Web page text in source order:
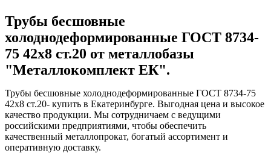
Трубы бесшовные
холоднодеформированные ГОСТ 8734-
75 42x8 ст.20 от металлобазы
"Металлокомплект ЕК".
Трубы бесшовные холоднодеформированные ГОСТ 8734-75
42x8 ст.20- купить в Екатеринбурге. Выгодная цена и высокое
качество продукции. Мы сотрудничаем с ведущими
российскими предприятиями, чтобы обеспечить
качественный металлопрокат, богатый ассортимент и
оперативную доставку.